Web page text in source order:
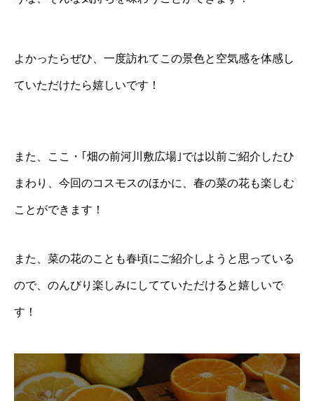
よかったらぜひ、一度訪れてこの景色と空気感を体感し
ていただけたら嬉しいです！
また、ここ・｢畑の前河川敷広場｣では以前ご紹介したひ
まわり、今回のコスモスのほかに、春の菜の花も楽しむ
ことができます！
また、菜の花のことも春頃にご紹介しようと思っている
ので、のんびり楽しみにしてていただけると嬉しいで
す！